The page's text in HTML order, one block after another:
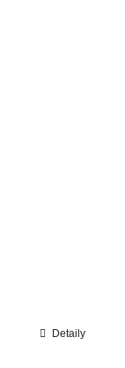
Detaily